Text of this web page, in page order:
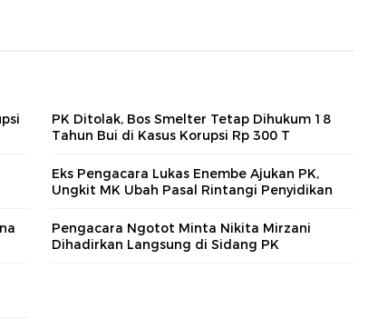
PK Ditolak, Bos Smelter Tetap Dihukum 18
Tahun Bui di Kasus Korupsi Rp 300 T
Eks Pengacara Lukas Enembe Ajukan PK,
Ungkit MK Ubah Pasal Rintangi Penyidikan
Pengacara Ngotot Minta Nikita Mirzani
Dihadirkan Langsung di Sidang PK